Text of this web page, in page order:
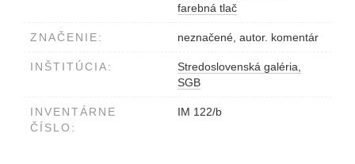
farebná tlač
ZNAČENIE: neznačené, autor. komentár
INŠTITÚCIA:
Stredoslovenská galéria,
SGB
INVENTÁRNE
ČÍSLO:
IM 122/b